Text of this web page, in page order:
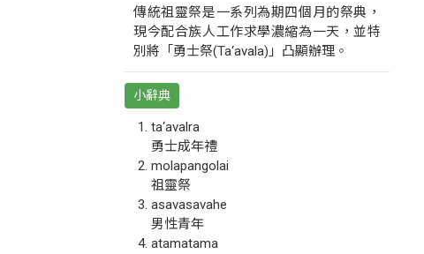
傳統祖靈祭是一系列為期四個月的祭典，
現今配合族人工作求學濃縮為一天，並特
別將「勇士祭(Ta‘avala)」凸顯辦理。
小辭典
ta‘avalra
勇士成年禮
molapangolai
祖靈祭
asavasavahe
男性青年
atamatama